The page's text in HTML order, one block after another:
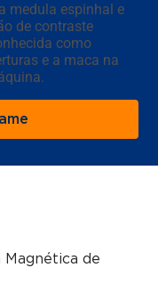
medula espinhal e
de contraste
como
e a maca na
Magnética de